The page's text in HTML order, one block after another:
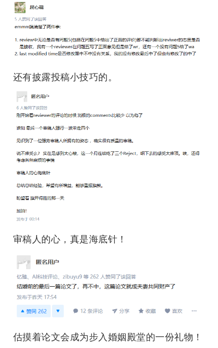
还有披露投稿小技巧的。
审稿人的心，真是海底针！
估摸着论文会成为步入婚姻殿堂的一份礼物！